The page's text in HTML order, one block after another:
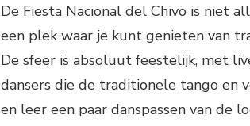
De Fiesta Nacional del Chivo is niet
een plek waar je kunt genieten van
De sfeer is absoluut feestelijk, met
dansers die de traditionele tango en
en leer een paar danspassen van de